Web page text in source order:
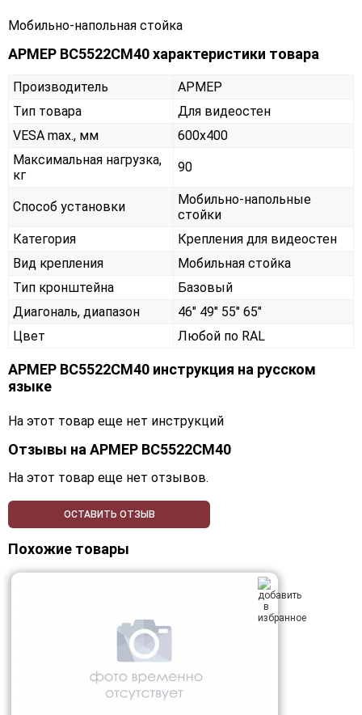
Мобильно-напольная стойка
АРМЕР ВС5522СМ40 характеристики товара
Производитель
АРМЕР
Тип товара
Для видеостен
VESA max., мм
600х400
Максимальная нагрузка,
кг
90
Способ установки
Мобильно-напольные
стойки
Категория
Крепления для видеостен
Вид крепления
Мобильная стойка
Тип кронштейна
Базовый
Диагональ, диапазон
46" 49" 55" 65"
Цвет
Любой по RAL
АРМЕР ВС5522СМ40 инструкция на русском
языке
На этот товар еще нет инструкций
Отзывы на АРМЕР ВС5522СМ40
На этот товар еще нет отзывов.
ОСТАВИТЬ ОТЗЫВ
Похожие товары